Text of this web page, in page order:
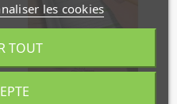
Mon Cahier d'Ecriture pour
Tout-Petits - Editions...
les cookies
TOUT